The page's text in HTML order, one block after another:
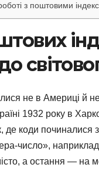
з поштовими
не в Америці й
1932 року в
де коди
число»,
а остання —